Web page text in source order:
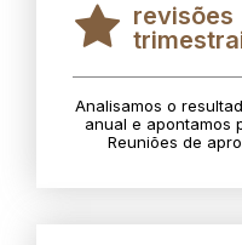
revisões
Analisamos o
anual e apontamos
Reuniões de